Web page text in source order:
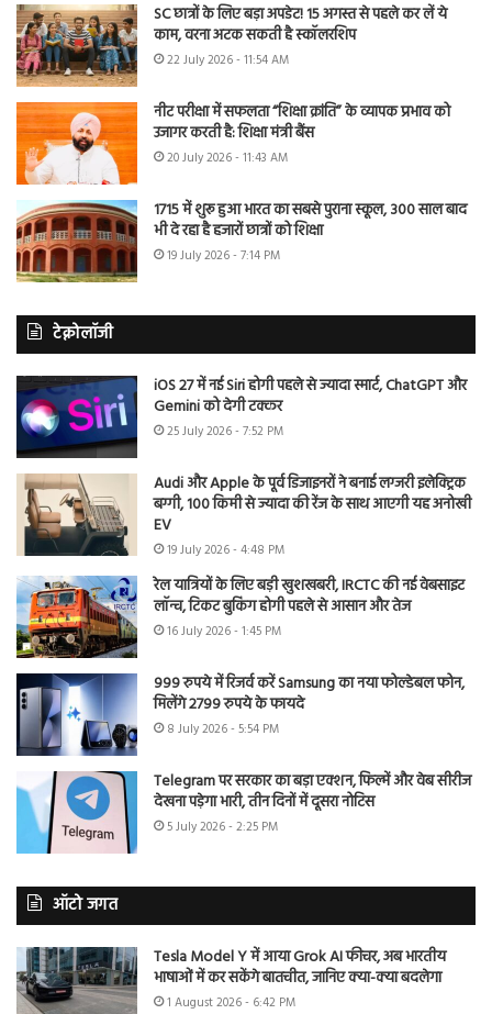
SC छात्रों के लिए बड़ा अपडेट! 15 अगस्त से पहले कर लें ये
काम, वरना अटक सकती है स्कॉलरशिप
22 July 2026 - 11:54 AM
नीट परीक्षा में सफलता “शिक्षा क्रांति” के व्यापक प्रभाव को
उजागर करती है: शिक्षा मंत्री बैंस
20 July 2026 - 11:43 AM
1715 में शुरू हुआ भारत का सबसे पुराना स्कूल, 300 साल बाद
भी दे रहा है हजारों छात्रों को शिक्षा
19 July 2026 - 7:14 PM
टेक्नोलॉजी
iOS 27 में नई Siri होगी पहले से ज्यादा स्मार्ट, ChatGPT और
Gemini को देगी टक्कर
25 July 2026 - 7:52 PM
Audi और Apple के पूर्व डिजाइनरों ने बनाई लग्जरी इलेक्ट्रिक
बग्गी, 100 किमी से ज्यादा की रेंज के साथ आएगी यह अनोखी
EV
19 July 2026 - 4:48 PM
रेल यात्रियों के लिए बड़ी खुशखबरी, IRCTC की नई वेबसाइट
लॉन्च, टिकट बुकिंग होगी पहले से आसान और तेज
16 July 2026 - 1:45 PM
999 रुपये में रिजर्व करें Samsung का नया फोल्डेबल फोन,
मिलेंगे 2799 रुपये के फायदे
8 July 2026 - 5:54 PM
Telegram पर सरकार का बड़ा एक्शन, फिल्में और वेब सीरीज
देखना पड़ेगा भारी, तीन दिनों में दूसरा नोटिस
5 July 2026 - 2:25 PM
ऑटो जगत
Tesla Model Y में आया Grok AI फीचर, अब भारतीय
भाषाओं में कर सकेंगे बातचीत, जानिए क्या-क्या बदलेगा
1 August 2026 - 6:42 PM